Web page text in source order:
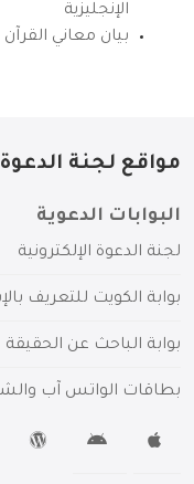
الإنجليزية
بيان معاني القرآن
مواقع لجنة الدعوة
البوابات الدعوية
لجنة الدعوة الإلكترونية
بوابة الكويت للتعريف
بوابة الباحث عن الحقيقة
بطاقات الواتس آب